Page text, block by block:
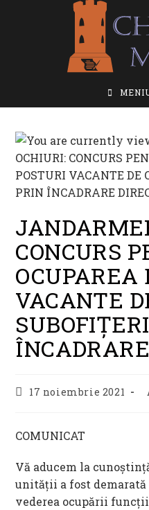
CONCURS
OCUPAREA
VACANTE
Post17 noiembrie 2021
COMUNICAT
Vă aducem la
unității a fost demarată
vederea ocupării